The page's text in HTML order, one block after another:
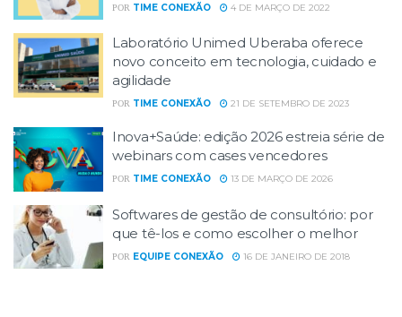
POR TIME CONEXÃO 4 DE MARÇO DE 2022
Laboratório Unimed Uberaba oferece
novo conceito em tecnologia, cuidado e
agilidade
POR TIME CONEXÃO 21 DE SETEMBRO DE 2023
Inova+Saúde: edição 2026 estreia série de
webinars com cases vencedores
POR TIME CONEXÃO 13 DE MARÇO DE 2026
Softwares de gestão de consultório: por
que tê-los e como escolher o melhor
POR EQUIPE CONEXÃO 16 DE JANEIRO DE 2018